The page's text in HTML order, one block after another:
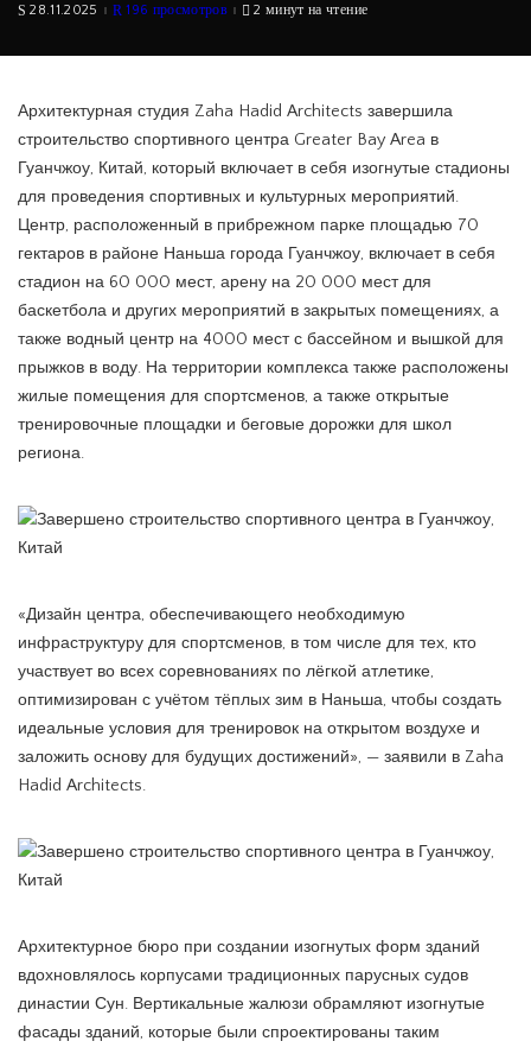
28.11.2025 196 просмотров 2 минут на чтение
Архитектурная студия Zaha Hadid Architects завершила
строительство спортивного центра Greater Bay Area в
Гуанчжоу, Китай, который включает в себя изогнутые стадионы
для проведения спортивных и культурных мероприятий.
Центр, расположенный в прибрежном парке площадью 70
гектаров в районе Наньша города Гуанчжоу, включает в себя
стадион на 60 000 мест, арену на 20 000 мест для
баскетбола и других мероприятий в закрытых помещениях, а
также водный центр на 4000 мест с бассейном и вышкой для
прыжков в воду. На территории комплекса также расположены
жилые помещения для спортсменов, а также открытые
тренировочные площадки и беговые дорожки для школ
региона.
«Дизайн центра, обеспечивающего необходимую
инфраструктуру для спортсменов, в том числе для тех, кто
участвует во всех соревнованиях по лёгкой атлетике,
оптимизирован с учётом тёплых зим в Наньша, чтобы создать
идеальные условия для тренировок на открытом воздухе и
заложить основу для будущих достижений», — заявили в Zaha
Hadid Architects.
Архитектурное бюро при создании изогнутых форм зданий
вдохновлялось корпусами традиционных парусных судов
династии Сун. Вертикальные жалюзи обрамляют изогнутые
фасады зданий, которые были спроектированы таким